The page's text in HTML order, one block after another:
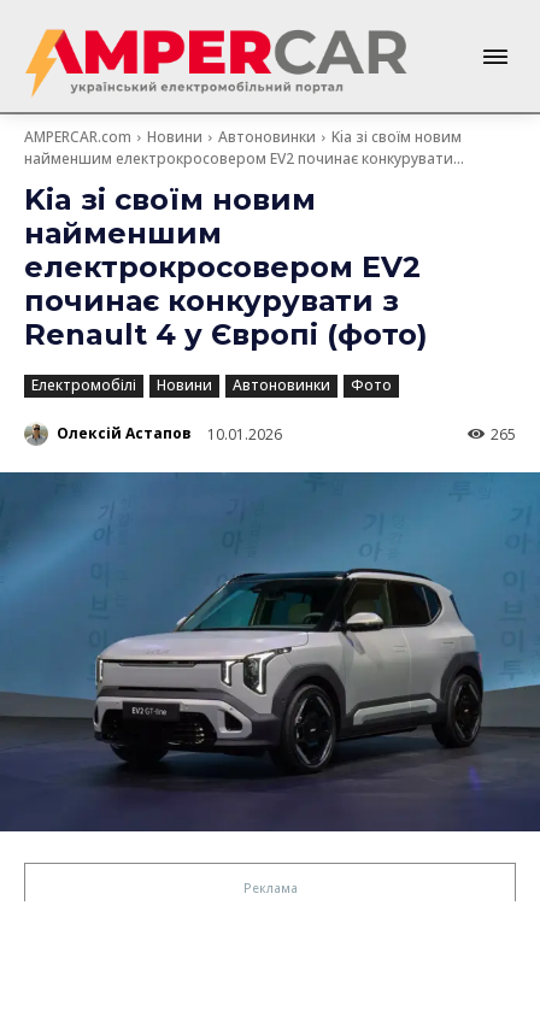
AMPERCAR.com Новини Автоновинки
Kia зі своїм новим
найменшим електрокросовером EV2 починає конкурувати...
Kia зі своїм новим
найменшим
електрокросовером EV2
починає конкурувати з
Renault 4 у Європі (фото)
Електромобілі Новини Автоновинки Фото
Олексій Астапов 10.01.2026 265